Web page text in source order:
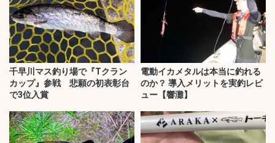
千早川マス釣り場で『Tクラン
カップ』参戦 悲願の初表彰台
で3位入賞
電動イカメタルは本当に釣れる
のか？ 導入メリットを実釣レビ
ュー【響灘】